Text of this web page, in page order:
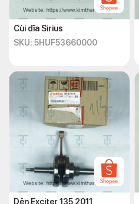
Cùi dĩa Sirius
SKU: 5HUF53660000
Dên Exciter 135 2011